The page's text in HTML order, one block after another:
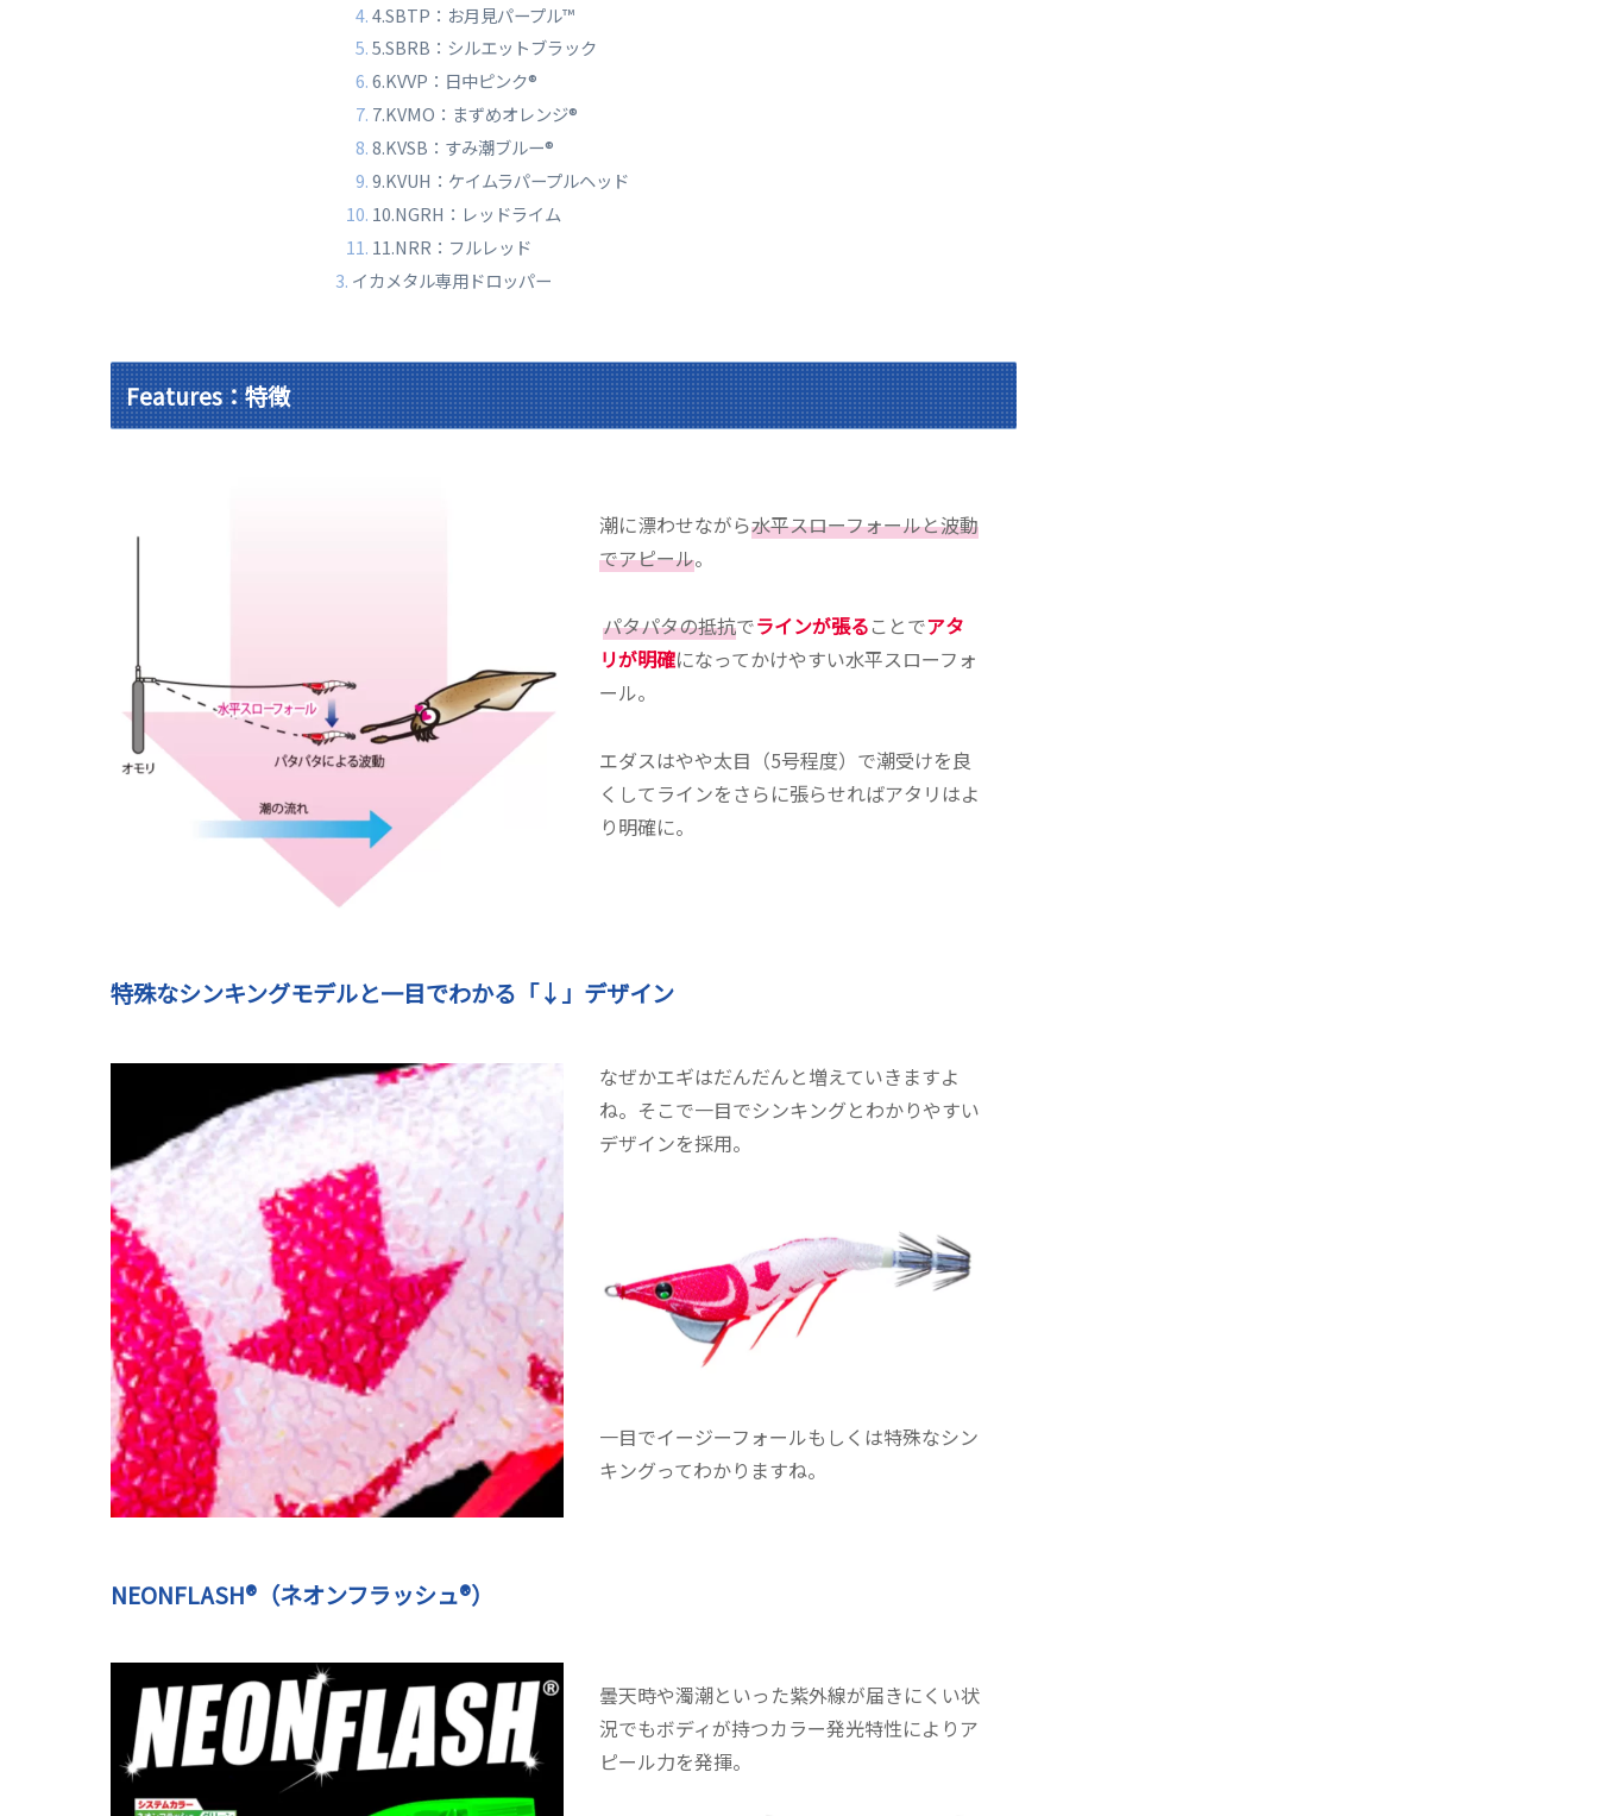
4.SBTP：お月見パープル™
5.SBRB：シルエットブラック
6.KVVP：日中ピンク®
7.KVMO：まずめオレンジ®
8.KVSB：すみ潮ブルー®
9.KVUH：ケイムラパープルヘッド
10.NGRH：レッドライム
11.NRR：フルレッド
イカメタル専用ドロッパー
Features：特徴
潮に漂わせながら水平スローフォールと波動
でアピール。
パタパタの抵抗でラインが張ることでアタ
リが明確になってかけやすい水平スローフォ
ール。
エダスはやや太目（5号程度）で潮受けを良
くしてラインをさらに張らせればアタリはよ
り明確に。
特殊なシンキングモデルと一目でわかる「↓」デザイン
なぜかエギはだんだんと増えていきますよ
ね。そこで一目でシンキングとわかりやすい
デザインを採用。
一目でイージーフォールもしくは特殊なシン
キングってわかりますね。
NEONFLASH®（ネオンフラッシュ®）
曇天時や濁潮といった紫外線が届きにくい状
況でもボディが持つカラー発光特性によりア
ピール力を発揮。